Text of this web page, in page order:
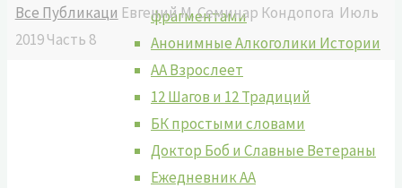
фрагментами
Анонимные Алкоголики Истории
АА Взрослеет
12 Шагов и 12 Традиций
БК простыми словами
Доктор Боб и Славные Ветераны
Ежедневник АА
Главная
Все Публикаци Евгений М. Семинар Кондопога Июль
2019 Часть 8